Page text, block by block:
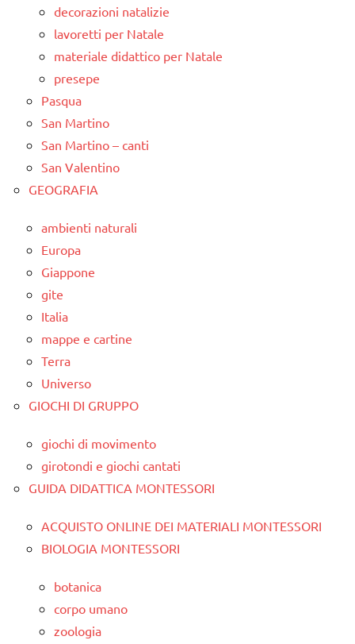
decorazioni natalizie
lavoretti per Natale
materiale didattico per Natale
presepe
Pasqua
San Martino
San Martino – canti
San Valentino
GEOGRAFIA
ambienti naturali
Europa
Giappone
gite
Italia
mappe e cartine
Terra
Universo
GIOCHI DI GRUPPO
giochi di movimento
girotondi e giochi cantati
GUIDA DIDATTICA MONTESSORI
ACQUISTO ONLINE DEI MATERIALI MONTESSORI
BIOLOGIA MONTESSORI
botanica
corpo umano
zoologia